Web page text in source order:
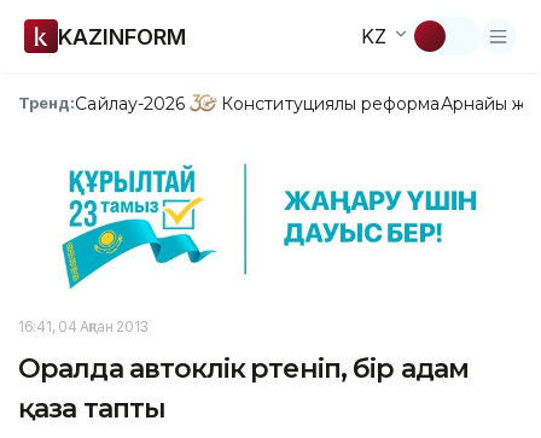
KAZINFORM KZ
Тренд:Сайлау-2026 Конституциялық реформаАрнайы
16:41, 04 Ақпан 2013
Оралда автокөлік өртеніп, бір адам
қаза тапты